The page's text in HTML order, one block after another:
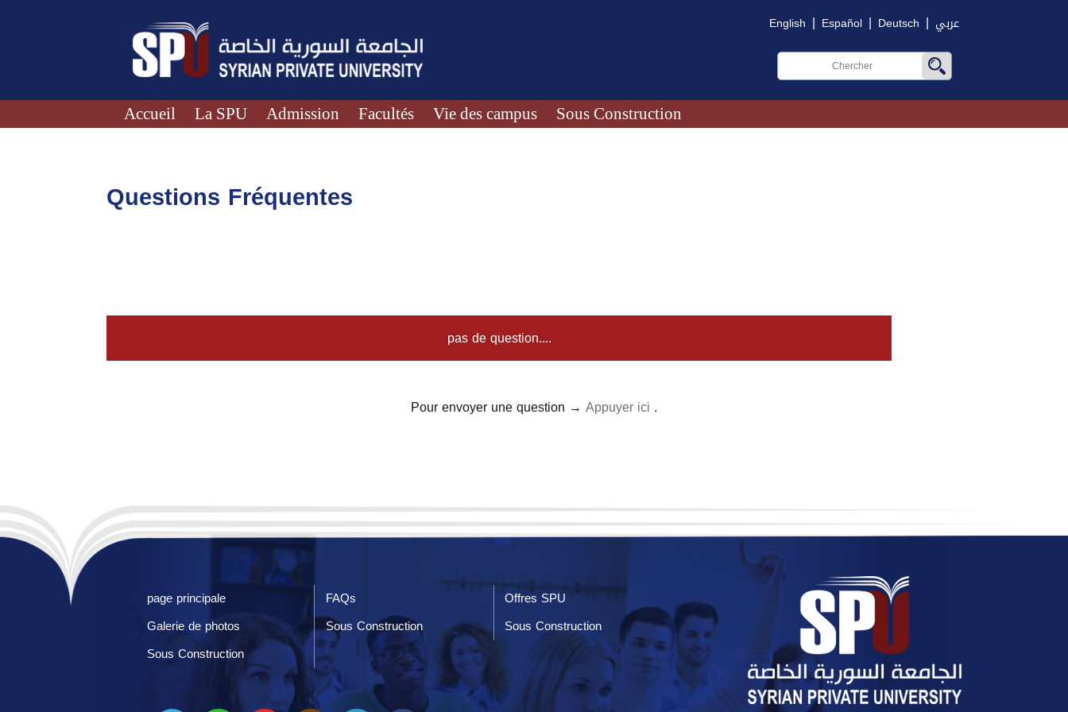
English | Español | Deutsch | عربي
Accueil La SPU Admission Facultés Vie des campus Sous Construction
Questions Fréquentes
pas de question....
Pour envoyer une question → Appuyer ici .
page principale FAQs
Offres SPU
Galerie de photos
Sous Construction
Sous Construction
Sous Construction